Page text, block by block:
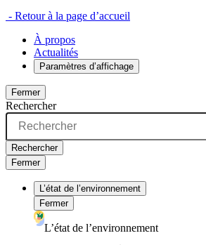
- Retour à la page d’accueil
À propos
Actualités
Paramètres d’affichage
Fermer
Rechercher
Rechercher
Fermer
L’état de l’environnement
Fermer
L’état de l’environnement